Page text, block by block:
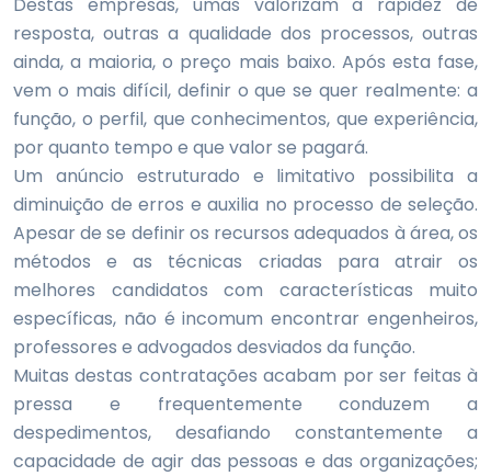
resposta, outras a qualidade dos processos, outras
ainda, a maioria, o preço mais baixo. Após esta fase,
vem o mais difícil, definir o que se quer realmente: a
função, o perfil, que conhecimentos, que experiência,
por quanto tempo e que valor se pagará.
Um anúncio estruturado e limitativo possibilita a
diminuição de erros e auxilia no processo de seleção.
Apesar de se definir os recursos adequados à área, os
métodos e as técnicas criadas para atrair os
melhores candidatos com características muito
específicas, não é incomum encontrar engenheiros,
professores e advogados desviados da função.
Muitas destas contratações acabam por ser feitas à
pressa e frequentemente conduzem a
despedimentos, desafiando constantemente a
capacidade de agir das pessoas e das organizações;